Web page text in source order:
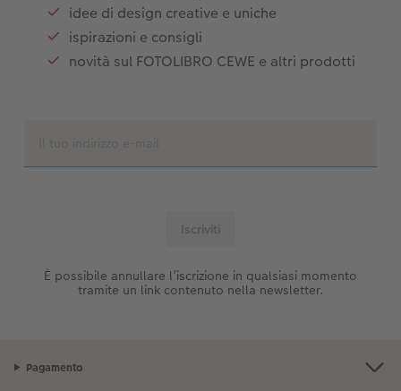
idee di design creative e uniche
ispirazioni e consigli
novità sul FOTOLIBRO CEWE e altri prodotti
È possibile annullare l’iscrizione in qualsiasi momento
tramite un link contenuto nella newsletter.
Pagamento